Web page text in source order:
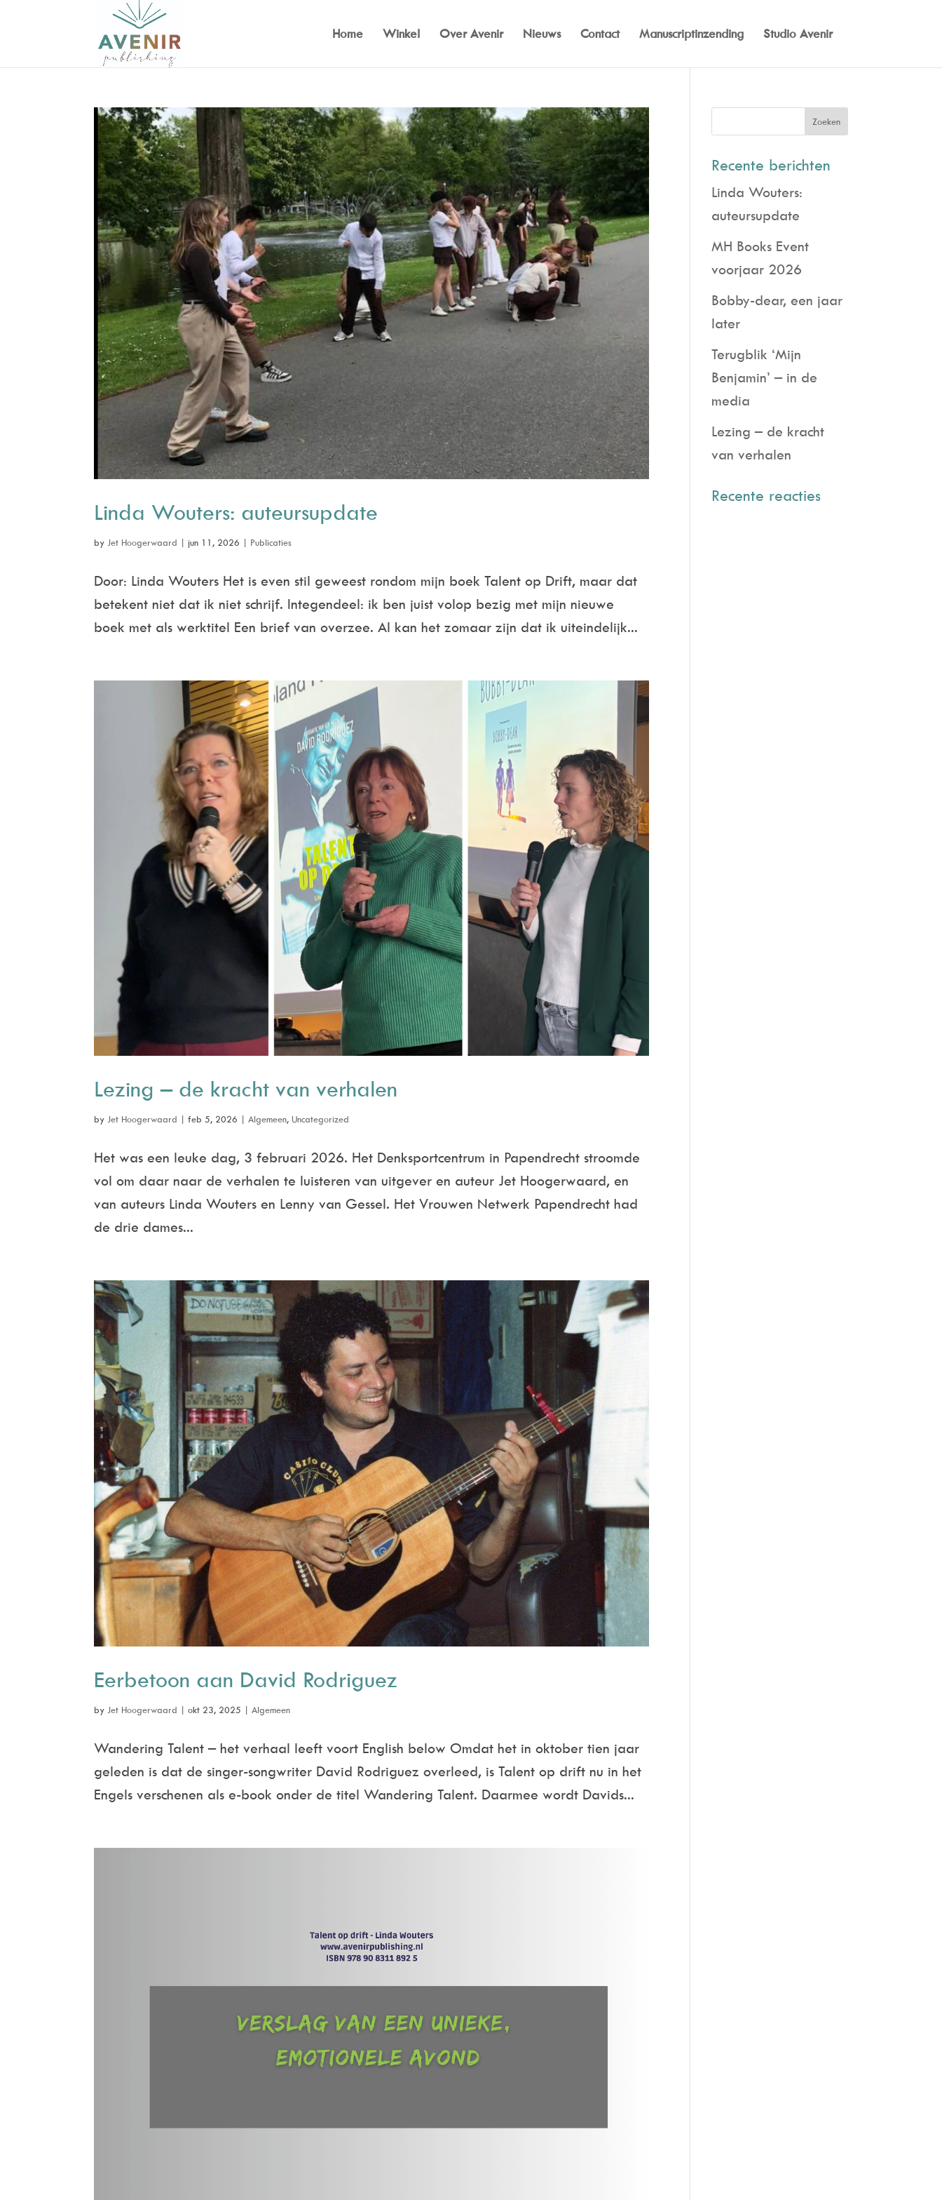
Home Winkel Over Avenir Nieuws Contact Manuscriptinzending Studio Avenir
Linda Wouters: auteursupdate
byJet Hoogerwaard |jun 11, 2026 | Publicaties
Door: Linda Wouters Het is even stil geweest rondom mijn boek Talent op Drift, maar dat
betekent niet dat ik niet schrijf. Integendeel: ik ben juist volop bezig met mijn nieuwe
boek met als werktitel Een brief van overzee. Al kan het zomaar zijn dat ik uiteindelijk...
Lezing – de kracht van verhalen
by Jet Hoogerwaard |feb 5, 2026 |Algemeen, Uncategorized
Het was een leuke dag, 3 februari 2026. Het Denksportcentrum in Papendrecht stroomde
vol om daar naar de verhalen te luisteren van uitgever en auteur Jet Hoogerwaard, en
van auteurs Linda Wouters en Lenny van Gessel. Het Vrouwen Netwerk Papendrecht had
de drie dames...
Eerbetoon aan David Rodriguez
by Jet Hoogerwaard |okt 23, 2025 |Algemeen
Wandering Talent – het verhaal leeft voort English below Omdat het in oktober tien jaar
geleden is dat de singer-songwriter David Rodriguez overleed, is Talent op drift nu in het
Engels verschenen als e-book onder de titel Wandering Talent. Daarmee wordt Davids...
Recente berichten
Linda Wouters:
auteursupdate
MH Books Event
voorjaar 2026
Bobby-dear, een jaar
later
Terugblik ‘Mijn
Benjamin’ – in de
media
Lezing – de kracht
van verhalen
Recente reacties